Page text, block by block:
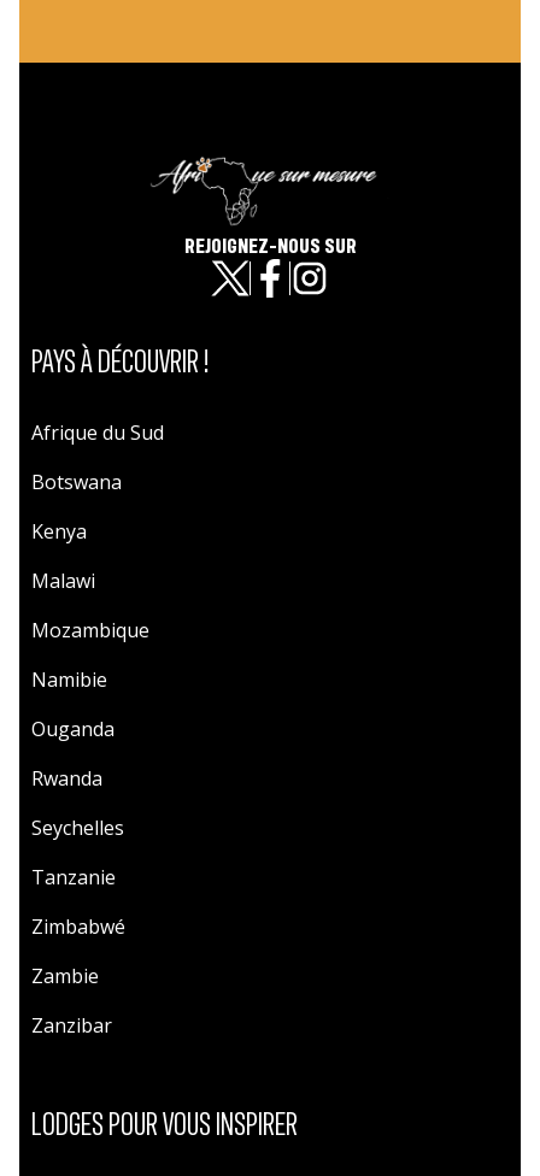
REJOIGNEZ-NOUS SUR
PAYS À DÉCOUVRIR !
Afrique du Sud
Botswana
Kenya
Malawi
Mozambique
Namibie
Ouganda
Rwanda
Seychelles
Tanzanie
Zimbabwé
Zambie
Zanzibar
LODGES POUR VOUS INSPIRER